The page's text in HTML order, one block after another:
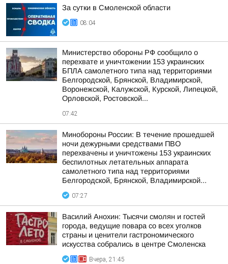
За сутки в Смоленской области
08:04
Министерство обороны РФ сообщило о
перехвате и уничтожении 153 украинских
БПЛА самолетного типа над территориями
Белгородской, Брянской, Владимирской,
Воронежской, Калужской, Курской, Липецкой,
Орловской, Ростовской...
07:42
Минобороны России: В течение прошедшей
ночи дежурными средствами ПВО
перехвачены и уничтожены 153 украинских
беспилотных летательных аппарата
самолетного типа над территориями
Белгородской, Брянской, Владимирской...
07:27
Василий Анохин: Тысячи смолян и гостей
города, ведущие повара со всех уголков
страны и ценители гастрономического
искусства собрались в центре Смоленска
Вчера, 21:45